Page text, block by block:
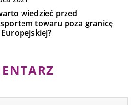
wiedzieć przed
towaru poza granicę